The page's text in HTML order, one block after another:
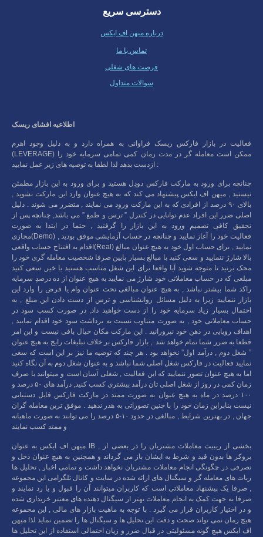
دسترسی سریع
درباره میهن اف ایکس
تماس با ما
فرصت های شغلی
سوالات متداول
اطلاعیه افشای ریسک
فعالیت در بازار فارکس ریسک فراوانی به همراه دارد و به دلیل وجود اهرم
(LEVERAGE) ممکن است معامله گر در مدت زمان کمی تمامی سرمایه خود را
ازدست بدهد لذا لطفا به توصیه های زیر عمل نمایید :
چنانچه برای ورود به مارکت فارکس دودِل هستید و برای ورود به این بازار مطمئن
نیستید , میهن اف ایکس پیشنهاد می کند که به هیچ عنوان وارد این مارکت نشوید ,
بالای ۹۰ درصد از افرادی که به این مارکت ورود می نمایند , متضرر می شوند . دلیل
اصلی ضرر این افراد عدم توانایی در کنترل ” ترس و طمع ” می باشد, چنانچه پس از
تحقیق کافی تصمیم ورود به این بازار را گرفتید , حتما در ابتدا به صورت
مجازی(Demo) فعالیت خود را آغاز نمایید و چنانچه در حساب آزمایشی موفق بودید ,
اقدام به افتتاح حساب واقعی(Real) نمایید , برای حساب اول خود به هیچ عنوان مبالغ
بالا شارژ ننمایید و سعی کنید با مبالغ بسیار پایین صرفا شخصیت معامله گری خود را
محک بزنید تا متوجه شوید آیا واقعا برای این شغل مناسب هستید یا خیر, سعی کنید
مبلغی که در حساب معاملاتی خود شارژ می نمایید به هیچ عنوان از ده درصدِ سرمایه
راکد شما بیشتر نباشد , به هیچ عنوان مبالغی تحت عنوان وام یا قرض را وارد این
بازار ننمایید زیرا به دلیل مسائل روانشناسی و ترس از دست دادن این مبلغ , به
احتمال بسیار زیاد سرمایه خود را از دست خواهید داد, در صورت کسب سود در
حساب معاملاتی خود , به صورت متناوب نسبت به برداشت سود خود اقدام نمایید ,
اهداف رویایی در ذهن خود نپرورانید . این مارکت مکان خیال بافی نیست و این امر
قطعا به ضرر شما تمام خواهد شد ., بازار فارکس بر خلاف تبلیغات رایج به هیچ عنوان
” شغل دوم , درآمد اول” نخواهد بود . هر چند که توصیه ما نیز بر این است که سعی
نمایید فعالیت در فارکس شغل اصلی شما نباشد و به عنوان شغل دوم به آن نگاه کنید
اما به هیچ عنوان تصور ننمایید که این فعالیت , شغلی آسان است و میتوانید با صرف
زمان کمی در روز از شغل اصلی تان درآمد بیشتری کسب کنید, درآمد های ۵۰ درصد و
۱۰۰ درصد در ماه به هیچ عنوان به صورت ممتد در مارکت فارکس قابل دستیابی
نیست بنابراین زمان خود را با چنین تصوراتی به هدر ندهید . موفق ترین معامله گران
جهان , در بهترین شرایط , مبالغی در حدود ۱۰-۵ درصد را می توانند به صورت ماهیانه
و ممتد کسب نمایند
میهن اف ایکس به عنوان IB , بخشی از ریبیت معاملات مشتریان را در بعضی از
بروکر ها بدون قید و شرط به ایشان باز می گرداند و همچنین به هیچ عنوان دخل و
تصرفی در چگونگی انجام معاملات مشتریان نخواهد داشت و تمامی اخبار , تحلیل ها
ربات های معامله گر و سیگنال های ارائه شده در سایت و کانال تلگرامی این مجموعه
, صرفا یک پیشنهاد معاملاتی است که کاربران میتوانند آن را قبول و یا رد نمایند و
صرفا به جهت کمک به انجام معاملات بهتر از سیگنال دهنده های معتبر خریداری شده
و در اختیار کاربران قرار می گیرد . با توجه به ماهیت بازار های مالی , این مجموعه
هیچ زمان نمی تواند صحت و دقت این تحلیل ها و سیگنال ها را تضمین نماید لذا میهن
اف ایکس هیچ گونه مسئولیتی در قبال ضرر و زیان احتمالی استفاده از این تحلیل ها